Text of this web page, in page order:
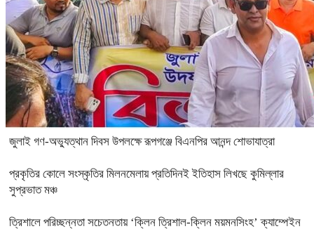
জুলাই গণ-অভ্যুত্থান দিবস উপলক্ষে রূপগঞ্জে বিএনপির আনন্দ শোভাযাত্রা
প্রকৃতির কোলে সংস্কৃতির মিলনমেলায় প্রতিদিনই ইতিহাস লিখছে কুমিল্লার
সুপ্রভাত মঞ্চ
ত্রিশালে পরিচ্ছন্নতা সচেতনতায় ‘ক্লিন ত্রিশাল-ক্লিন ময়মনসিংহ’ ক্যাম্পেইন